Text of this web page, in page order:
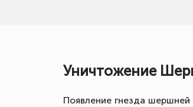
Уничтожение
Появление гнезда